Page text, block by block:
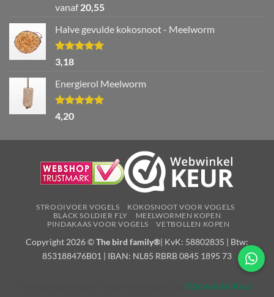
Waardering
uit 5
vanaf20,55
Halve gevulde kokosnoot - Meelworm
Waardering
5.00
3,18
Energierol Meelworm
Waardering
5.00
4,20
STROOIVOER VOGELS
KOKOSNOOT VOOR VOGELS
BLACK SOLDIER FLY
MEELWORMEN KOPEN
PINDAKAAS VOOR VOGELS
VETBOLLEN KOPEN
Copyright 2026 ©The bird family®| KvK: 58802835 | Btw:
853188476B01 | IBAN: NL85 RBRB 0845 1895 73
WebwinkelKeur